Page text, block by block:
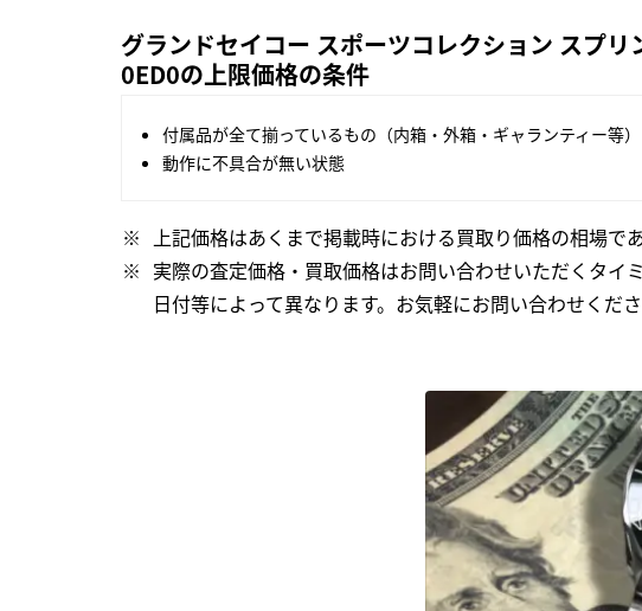
グランドセイコー スポーツコレクション スプ
0ED0の上限価格の条件
付属品が全て揃っているもの（内箱・外箱・ギャランティー等）
動作に不具合が無い状態
上記価格はあくまで掲載時における買取り価格の相場で
実際の査定価格・買取価格はお問い合わせいただくタ
日付等によって異なります。お気軽にお問い合わせくださ